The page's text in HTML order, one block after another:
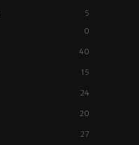
5
0
40
15
24
20
27